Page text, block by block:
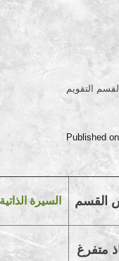
لقسم التقويم
Published
القسم السيرة
متفرغ